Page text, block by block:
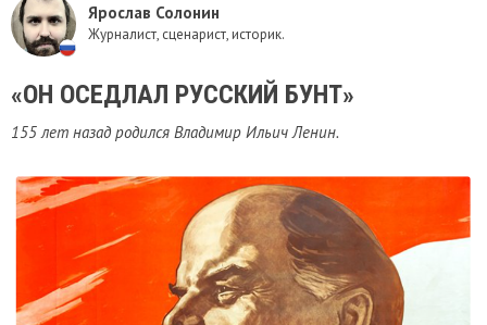
Ярослав Солонин
Журналист, сценарист, историк.
«ОН ОСЕДЛАЛ РУССКИЙ БУНТ»
155 лет назад родился Владимир Ильич Ленин.